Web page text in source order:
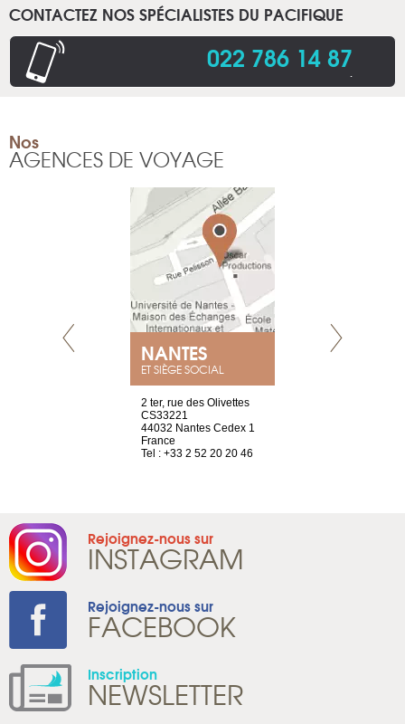
CONTACTEZ NOS SPÉCIALISTES DU PACIFIQUE
022 786 14 87.
Nos
AGENCES DE VOYAGE
NANTES
ET SIÈGE SOCIAL
2 ter, rue des Olivettes
CS33221
44032 Nantes Cedex 1
France
Tel : +33 2 52 20 20 46
Rejoignez-nous sur
INSTAGRAM
Rejoignez-nous sur
FACEBOOK
Inscription
NEWSLETTER